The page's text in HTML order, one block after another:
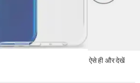
ऐसे ही और देखें